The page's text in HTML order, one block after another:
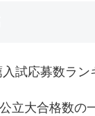
試応募数ラン
立大合格数の